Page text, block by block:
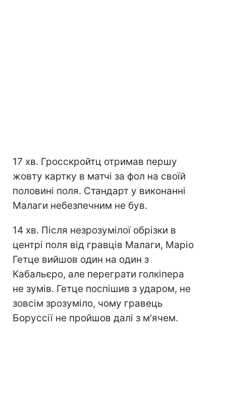
17 хв. Гросскройтц отримав першу
жовту картку в матчі за фол на своїй
половині поля. Стандарт у виконанні
Малаги небезпечним не був.
14 хв. Після незрозумілої обрізки в
центрі поля від гравців Малаги, Маріо
Гетце вийшов один на один з
Кабальєро, але переграти голкіпера
не зумів. Гетце поспішив з ударом, не
зовсім зрозуміло, чому гравець
Боруссії не пройшов далі з м'ячем.